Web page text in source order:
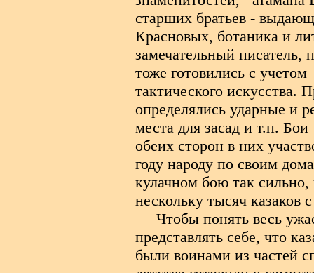
старших братьев -
Красновых, ботаника и
замечательный писатель,
тоже готовились с учетом
тактического искусства.
определялись ударные и
места для засад и т.п. Бои
обеих сторон в них
году народу по своим
кулачном бою так сильно,
нескольку тысяч казаков
Чтобы понять весь
представлять себе, что
были воинами из частей